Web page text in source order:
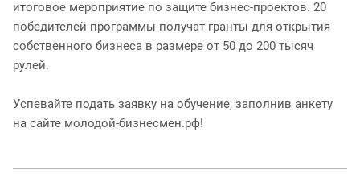
итоговое мероприятие по защите бизнес-проектов. 20
победителей программы получат гранты для открытия
собственного бизнеса в размере от 50 до 200 тысяч
рулей.
Успевайте подать заявку на обучение, заполнив анкету
на сайте молодой-бизнесмен.рф!